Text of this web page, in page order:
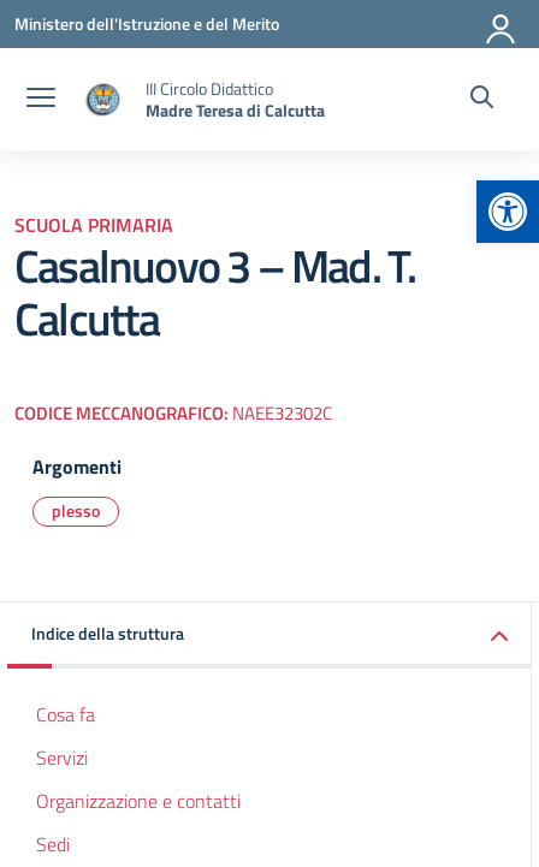
Vai ai contenuti
Vai al menu di navigazione
Vai al footer
Ministero dell'Istruzione e del Merito
III Circolo Didattico
Madre Teresa di Calcutta
SCUOLA PRIMARIA
Casalnuovo 3 – Mad. T.
Calcutta
CODICE MECCANOGRAFICO: NAEE32302C
Argomenti
plesso
Indice della struttura
Cosa fa
Servizi
Organizzazione e contatti
Sedi